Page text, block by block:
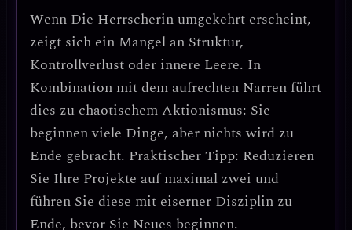
Wenn Die Herrscherin umgekehrt erscheint,
zeigt sich ein Mangel an Struktur,
Kontrollverlust oder innere Leere. In
Kombination mit dem aufrechten Narren führt
dies zu chaotischem Aktionismus: Sie
beginnen viele Dinge, aber nichts wird zu
Ende gebracht. Praktischer Tipp: Reduzieren
Sie Ihre Projekte auf maximal zwei und
führen Sie diese mit eiserner Disziplin zu
Ende, bevor Sie Neues beginnen.